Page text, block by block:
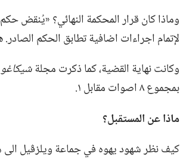
وماذا كان قرار المحكمة النهائي؟‏ «يُنقض
لإتمام اجراءات اضافية تطابق الحكم الصادر.‏
وكانت نهاية القضية،‏ كما ذكرت مجلة
بمجموع ٨ اصوات مقابل ١.‏
ماذا عن المستقبل؟‏
كيف نظر شهود يهوه في جماعة ويلزڤيل الى